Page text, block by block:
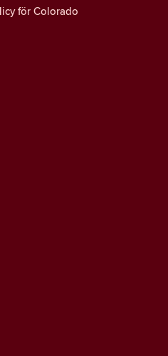
för Colorado